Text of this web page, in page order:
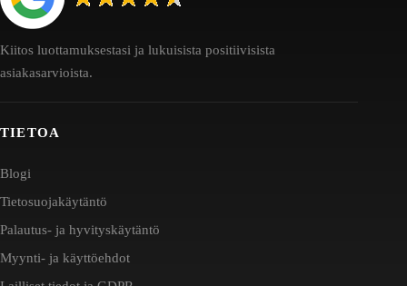
Kiitos luottamuksestasi ja lukuisista positiivisista
asiakasarvioista.
TIETOA
Blogi
Tietosuojakäytäntö
Palautus- ja hyvityskäytäntö
Myynti- ja käyttöehdot